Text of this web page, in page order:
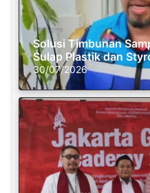
Solusi Timbunan
Sulap Plastik dan
30/07/2026